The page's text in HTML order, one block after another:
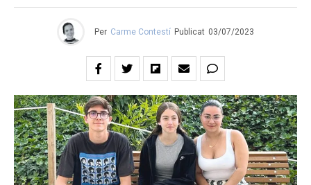
Per Carme Contestí Publicat 03/07/2023